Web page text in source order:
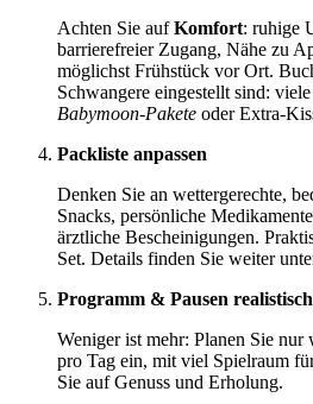
Achten Sie aufKomfort: ruhige
barrierefreier Zugang, Nähe zu
möglichst Frühstück vor Ort.
Schwangere eingestellt sind:
Babymoon-Pakete oder Extra-
Packliste anpassen
Denken Sie an wettergerechte,
Snacks, persönliche
ärztliche Bescheinigungen.
Set. Details finden Sie weiter
Programm & Pausen
Weniger ist mehr: Planen Sie nur
pro Tag ein, mit viel Spielraum
Sie auf Genuss und Erholung.